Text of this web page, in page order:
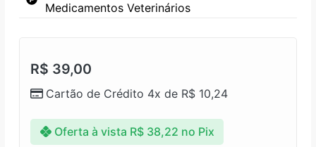
Medicamentos Veterinários
R$ 39,00
Cartão de Crédito 4x de R$ 10,24
Oferta à vista R$38,22 no Pix